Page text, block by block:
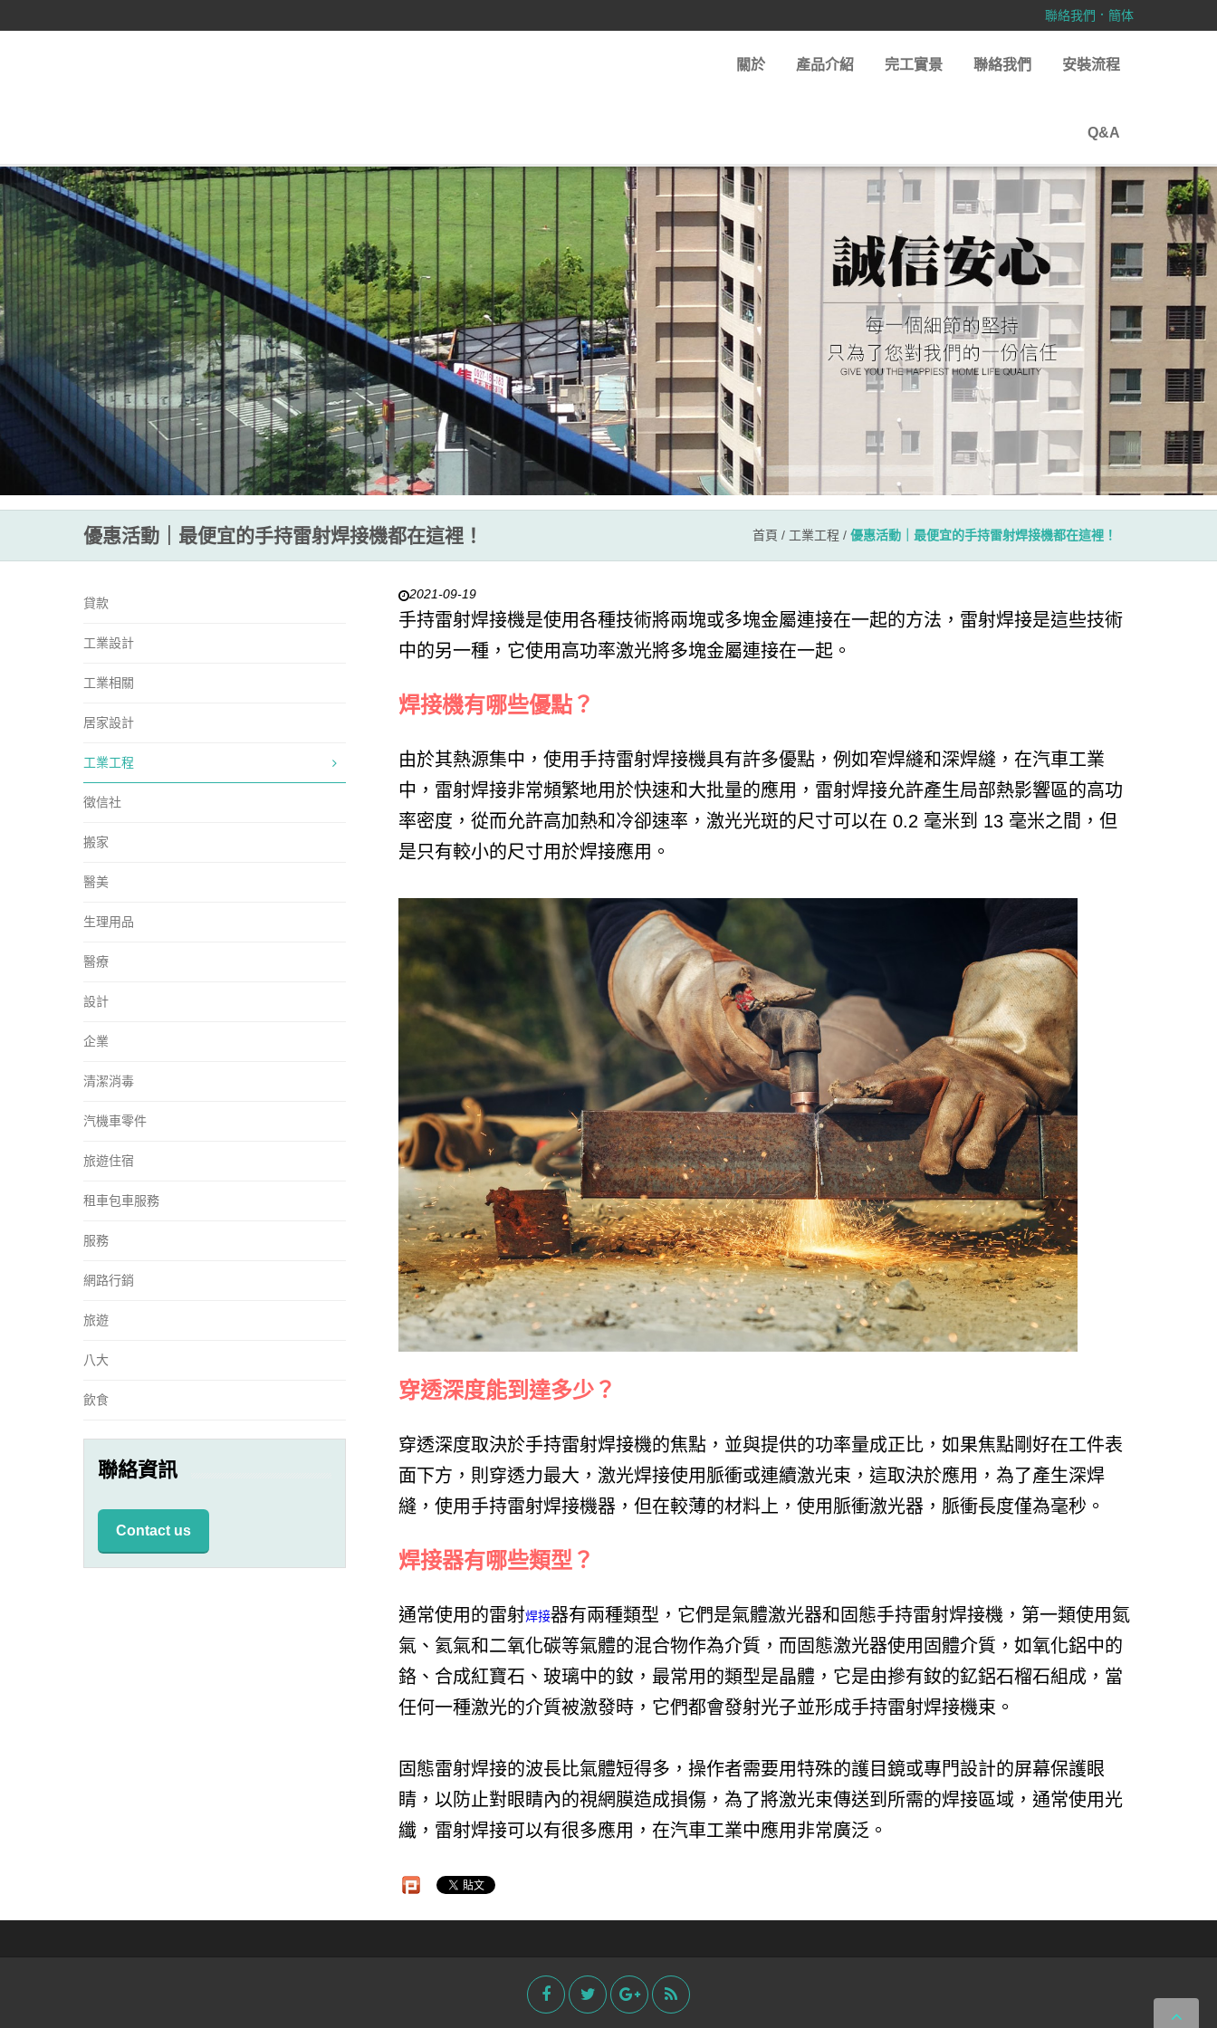
聯絡我們 ． 簡体
關於 產品介紹 完工實景 聯絡我們 安裝流程
Q&A
優惠活動｜最便宜的手持雷射焊接機都在這裡！ 首頁 / 工業工程 / 優惠活動｜最便宜的手持雷射焊接機都在這裡！
貸款
工業設計
工業相關
居家設計
工業工程
徵信社
搬家
醫美
生理用品
醫療
設計
企業
清潔消毒
汽機車零件
旅遊住宿
租車包車服務
服務
網路行銷
旅遊
八大
飲食
聯絡資訊
Contact us
2021-09-19
手持雷射焊接機是使用各種技術將兩塊或多塊金屬連接在一起的方法，雷射焊接是這些技術
中的另一種，它使用高功率激光將多塊金屬連接在一起。
焊接機有哪些優點？
由於其熱源集中，使用手持雷射焊接機具有許多優點，例如窄焊縫和深焊縫，在汽車工業
中，雷射焊接非常頻繁地用於快速和大批量的應用，雷射焊接允許產生局部熱影響區的高功
率密度，從而允許高加熱和冷卻速率，激光光斑的尺寸可以在 0.2 毫米到 13 毫米之間，但
是只有較小的尺寸用於焊接應用。
穿透深度能到達多少？
穿透深度取決於手持雷射焊接機的焦點，並與提供的功率量成正比，如果焦點剛好在工件表
面下方，則穿透力最大，激光焊接使用脈衝或連續激光束，這取決於應用，為了產生深焊
縫，使用手持雷射焊接機器，但在較薄的材料上，使用脈衝激光器，脈衝長度僅為毫秒。
焊接器有哪些類型？
通常使用的雷射焊接器有兩種類型，它們是氣體激光器和固態手持雷射焊接機，第一類使用氮
氣、氦氣和二氧化碳等氣體的混合物作為介質，而固態激光器使用固體介質，如氧化鋁中的
鉻、合成紅寶石、玻璃中的釹，最常用的類型是晶體，它是由摻有釹的釔鋁石榴石組成，當
任何一種激光的介質被激發時，它們都會發射光子並形成手持雷射焊接機束。
固態雷射焊接的波長比氣體短得多，操作者需要用特殊的護目鏡或專門設計的屏幕保護眼
睛，以防止對眼睛內的視網膜造成損傷，為了將激光束傳送到所需的焊接區域，通常使用光
纖，雷射焊接可以有很多應用，在汽車工業中應用非常廣泛。